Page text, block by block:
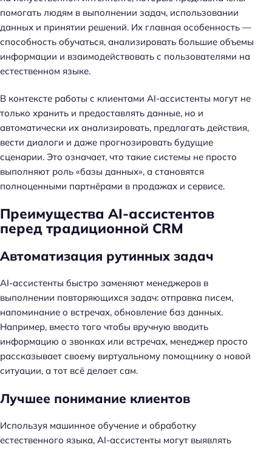
помогать людям в выполнении задач, использовании
данных и принятии решений. Их главная особенность —
способность обучаться, анализировать большие объемы
информации и взаимодействовать с пользователями на
естественном языке.
В контексте работы с клиентами AI-ассистенты могут не
только хранить и предоставлять данные, но и
автоматически их анализировать, предлагать действия,
вести диалоги и даже прогнозировать будущие
сценарии. Это означает, что такие системы не просто
выполняют роль «базы данных», а становятся
полноценными партнёрами в продажах и сервисе.
Преимущества AI-ассистентов
перед традиционной CRM
Автоматизация рутинных задач
AI-ассистенты быстро заменяют менеджеров в
выполнении повторяющихся задач: отправка писем,
напоминание о встречах, обновление баз данных.
Например, вместо того чтобы вручную вводить
информацию о звонках или встречах, менеджер просто
рассказывает своему виртуальному помощнику о новой
ситуации, а тот всё делает сам.
Лучшее понимание клиентов
Используя машинное обучение и обработку
естественного языка, AI-ассистенты могут выявлять